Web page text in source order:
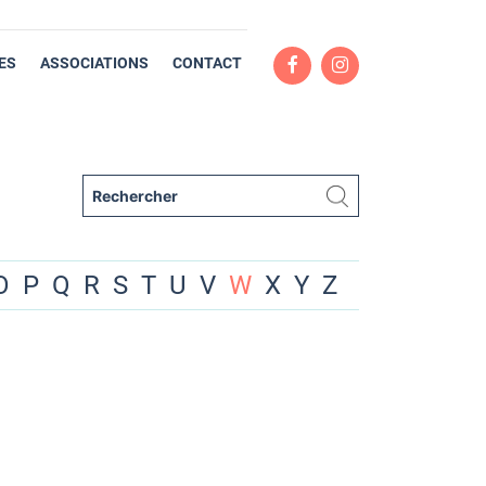
ASSOCIATIONS CONTACT
P Q R S T U V W X Y Z